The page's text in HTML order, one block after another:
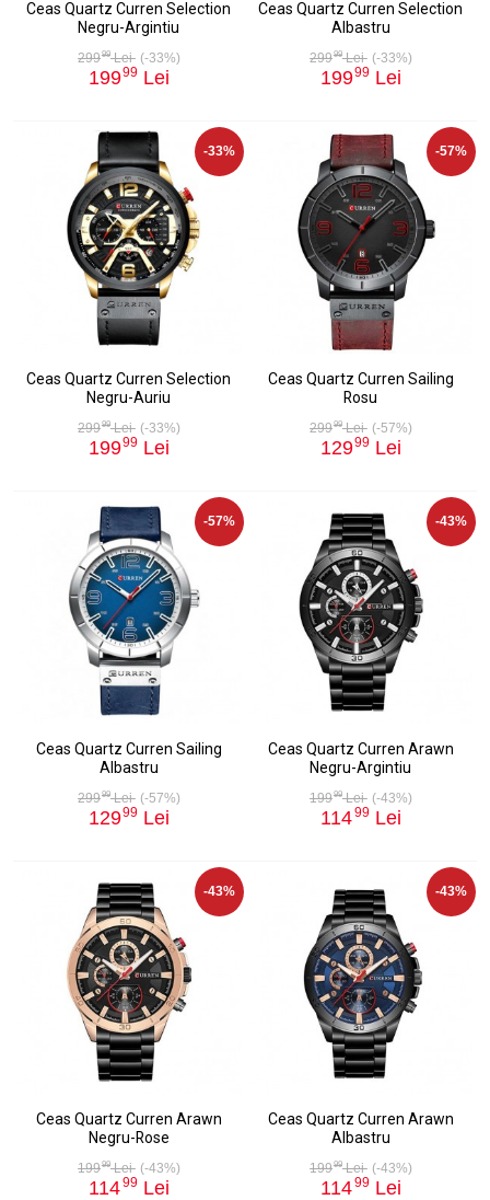
Ceas Quartz Curren Selection
Negru-Argintiu
29999Lei (-33%)
19999 Lei
Ceas Quartz Curren Selection
Albastru
29999Lei (-33%)
19999 Lei
-33%
Ceas Quartz Curren Selection
Negru-Auriu
29999Lei (-33%)
19999 Lei
-57%
Ceas Quartz Curren Sailing
Rosu
29999Lei (-57%)
12999 Lei
-57%
Ceas Quartz Curren Sailing
Albastru
29999Lei (-57%)
12999 Lei
-43%
Ceas Quartz Curren Arawn
Negru-Argintiu
19999Lei (-43%)
11499Lei
-43%
Ceas Quartz Curren Arawn
Negru-Rose
19999Lei (-43%)
11499Lei
-43%
Ceas Quartz Curren Arawn
Albastru
19999Lei (-43%)
11499Lei